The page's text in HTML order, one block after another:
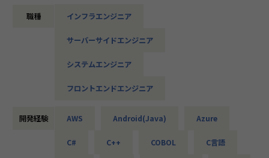
・自社ECサイトの新規立ち上げ（要件定義～運用／TypeScr
・大手メーカー向け製造システムの業務改善プロジェクト
・ECクラウド基盤設計（AWS／VMware）
・大手クライアント向け仮想環境移行・導入（Windows／A
ひとりで悩まず、安心して挑戦できます。
◆落ち着いた環境で、長く働きたい方へ
OKの案件も多く、週2～3日出社が基本。残業は月9時間ほど
現場には教育担当がつき、月1回の面談やチャット相談も実
にも柔軟に対応しています。
◆マネジメントにも挑戦したい方へ
職種 インフラエンジニア
サーバーサイドエンジニア
システムエンジニア
フロントエンドエンジニア
開発経験 AWS Android(Java) Azure
C# C++ COBOL C言語